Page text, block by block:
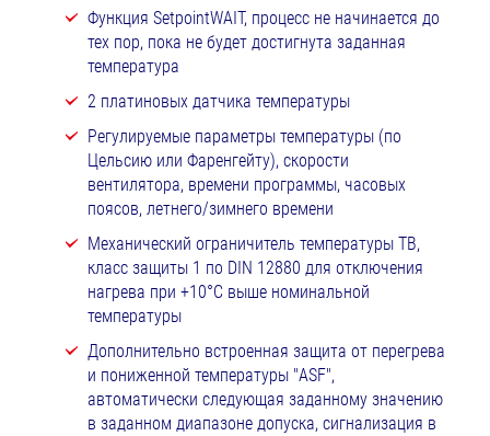
Функция SetpointWAIT, процесс не начинается до
тех пор, пока не будет достигнута заданная
температура
2 платиновых датчика температуры
Регулируемые параметры температуры (по
Цельсию или Фаренгейту), скорости
вентилятора, времени программы, часовых
поясов, летнего/зимнего времени
Механический ограничитель температуры TB,
класс защиты 1 по DIN 12880 для отключения
нагрева при +10°C выше номинальной
температуры
Дополнительно встроенная защита от перегрева
и пониженной температуры "ASF",
автоматически следующая заданному значению
в заданном диапазоне допуска, сигнализация в